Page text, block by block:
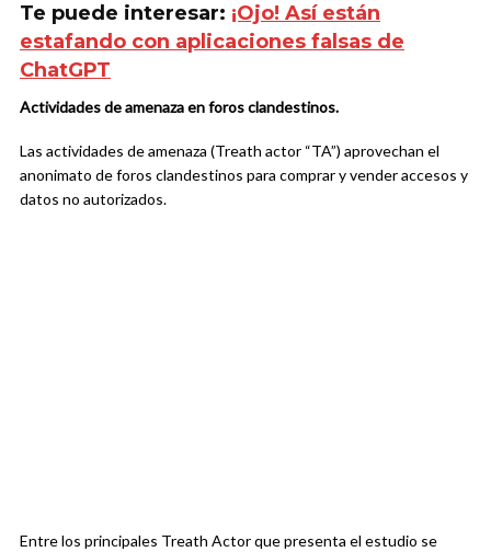
Te puede interesar: ¡Ojo! Así están
estafando con aplicaciones falsas de
ChatGPT
Actividades de amenaza en foros clandestinos.
Las actividades de amenaza (Treath actor “TA”) aprovechan el
anonimato de foros clandestinos para comprar y vender accesos y
datos no autorizados.
Entre los principales Treath Actor que presenta el estudio se